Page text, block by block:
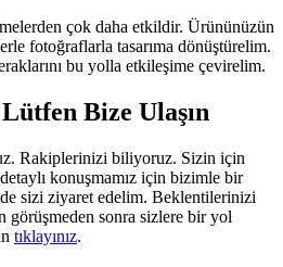
çok daha etkildir. Ürününüzün
fotoğraflarla tasarıma dönüştürelim.
bu yolla etkileşime çevirelim.
Bize Ulaşın
Rakiplerinizi biliyoruz. Sizin için
konuşmamız için bizimle bir
sizi ziyaret edelim. Beklentilerinizi
görüşmeden sonra sizlere bir yol
tıklayınız.